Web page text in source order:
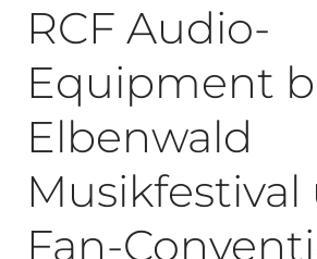
RCF Audio-
Equipment
Elbenwald
Musikfestival
Fan-